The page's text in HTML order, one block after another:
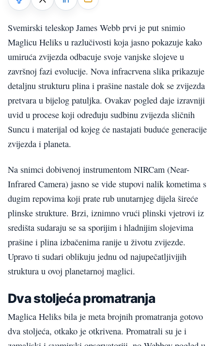
Svemirski teleskop James Webb prvi je put snimio
Maglicu Heliks u razlučivosti koja jasno pokazuje kako
umiruća zvijezda odbacuje svoje vanjske slojeve u
završnoj fazi evolucije. Nova infracrvena slika prikazuje
detaljnu strukturu plina i prašine nastale dok se zvijezda
pretvara u bijelog patuljka. Ovakav pogled daje izravniji
uvid u procese koji određuju sudbinu zvijezda sličnih
Suncu i materijal od kojeg će nastajati buduće generacije
zvijezda i planeta.
Na snimci dobivenoj instrumentom NIRCam (Near-
Infrared Camera) jasno se vide stupovi nalik kometima s
dugim repovima koji prate rub unutarnjeg dijela šireće
plinske strukture. Brzi, iznimno vrući plinski vjetrovi iz
središta sudaraju se sa sporijim i hladnijim slojevima
prašine i plina izbačenima ranije u životu zvijezde.
Upravo ti sudari oblikuju jednu od najupečatljivijih
struktura u ovoj planetarnoj maglici.
Dva stoljeća promatranja
Maglica Heliks bila je meta brojnih promatranja gotovo
dva stoljeća, otkako je otkrivena. Promatrali su je i